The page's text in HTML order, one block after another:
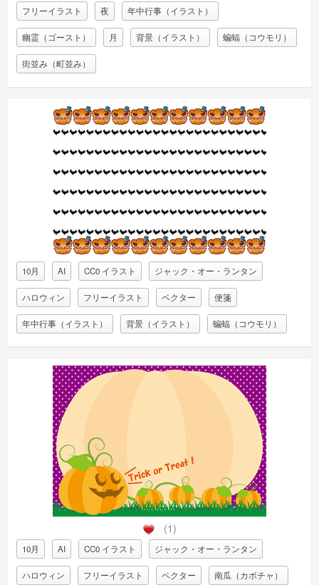
フリーイラスト 夜 年中行事（イラスト）
幽霊（ゴースト） 月 背景（イラスト） 蝙蝠（コウモリ）
街並み（町並み）
10月 AI CC0 イラスト ジャック・オー・ランタン
ハロウィン フリーイラスト ベクター 便箋
年中行事（イラスト） 背景（イラスト） 蝙蝠（コウモリ）
(1)
10月 AI CC0 イラスト ジャック・オー・ランタン
ハロウィン フリーイラスト ベクター 南瓜（カボチャ）